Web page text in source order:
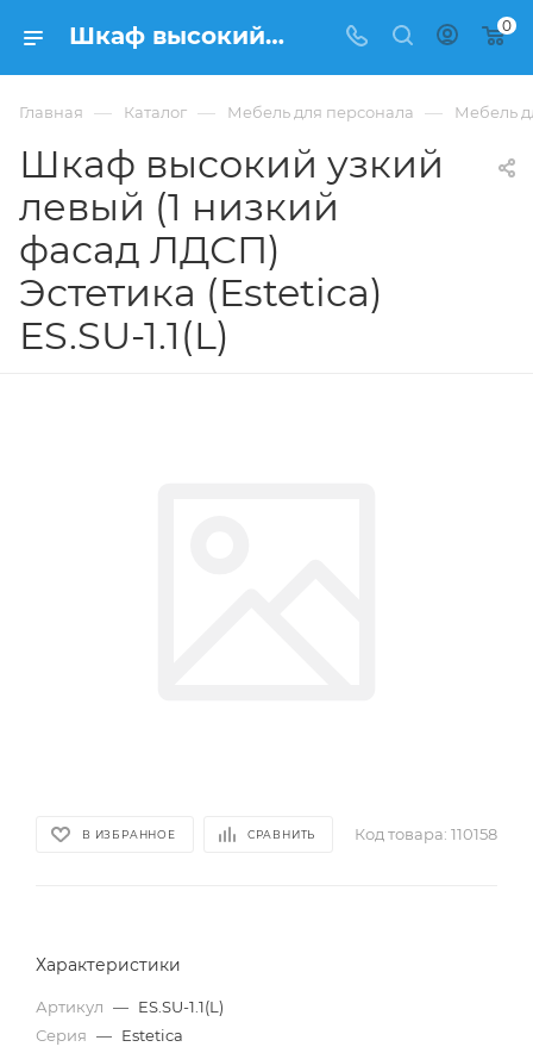
Шкаф высокий узкий левый (1 низкий фасад ЛДСП) Эстетика (Estetica) ES.SU-1.1(L) купить в Москве, цена . - интернет-магазин ФРАНКОМ 0
Главная — Каталог — Мебель для персонала — Мебель
Шкаф высокий узкий
левый (1 низкий
фасад ЛДСП)
Эстетика (Estetica)
ES.SU-1.1(L)
В ИЗБРАННОЕ СРАВНИТЬ Код товара: 110158
Характеристики
Артикул — ES.SU-1.1(L)
Серия — Estetica